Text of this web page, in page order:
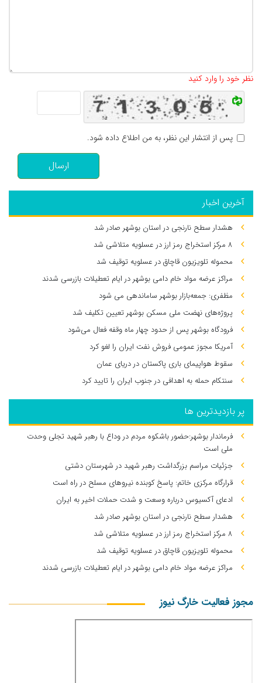
نظر خود را وارد کنید
پس از انتشار این نظر، به من اطلاع داده شود.
ارسال
آخرین اخبار
هشدار سطح نارنجی در استان بوشهر صادر شد
۸ مرکز استخراج رمز ارز در عسلویه متلاشی شد
محموله تلویزیون قاچاق در عسلویه توقیف شد
مراکز عرضه مواد خام دامی بوشهر در ایام تعطیلات بازرسی شدند
مظفری: جمعه‌بازار بوشهر ساماندهی می‌ شود
پروژه‌های نهضت ملی مسکن بوشهر تعیین تکلیف شد
فرودگاه بوشهر پس از حدود چهار ماه وقفه فعال می‌شود
آمریکا مجوز عمومی فروش نفت ایران را لغو کرد
سقوط هواپیمای باری پاکستان در دریای عمان
سنتکام حمله به اهدافی در جنوب ایران را تایید کرد
پر بازدیدترین ها
فرماندار بوشهر:حضور باشکوه مردم در وداع با رهبر شهید تجلی وحدت
ملی است
جزئیات مراسم بزرگداشت رهبر شهید در شهرستان دشتی
قرارگاه مرکزی خاتم: پاسخ کوبنده نیروهای مسلح در راه است
ادعای آکسیوس درباره وسعت و شدت حملات اخیر به ایران
هشدار سطح نارنجی در استان بوشهر صادر شد
۸ مرکز استخراج رمز ارز در عسلویه متلاشی شد
محموله تلویزیون قاچاق در عسلویه توقیف شد
مراکز عرضه مواد خام دامی بوشهر در ایام تعطیلات بازرسی شدند
مجوز فعالیت خارگ نیوز